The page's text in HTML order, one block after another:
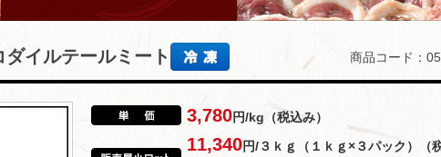
イルテールミート 商品コード：
3,780円/kg（税込み）
11,340円/３ｋｇ（１ｋｇ×３パック）（